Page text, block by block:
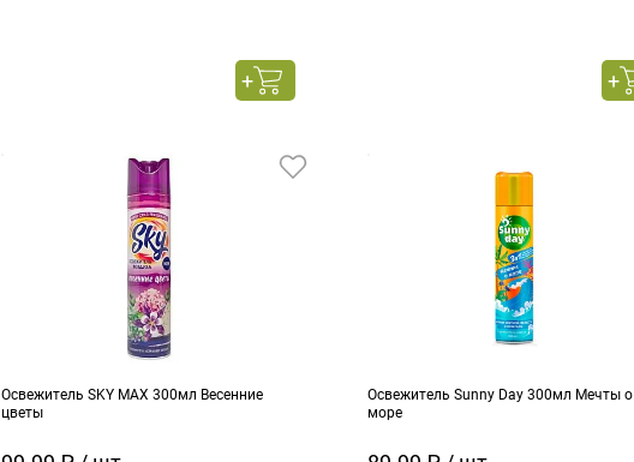
Освежитель SKY MAX 300мл Весенние
цветы
Освежитель Sunny Day 300мл Мечты о
море